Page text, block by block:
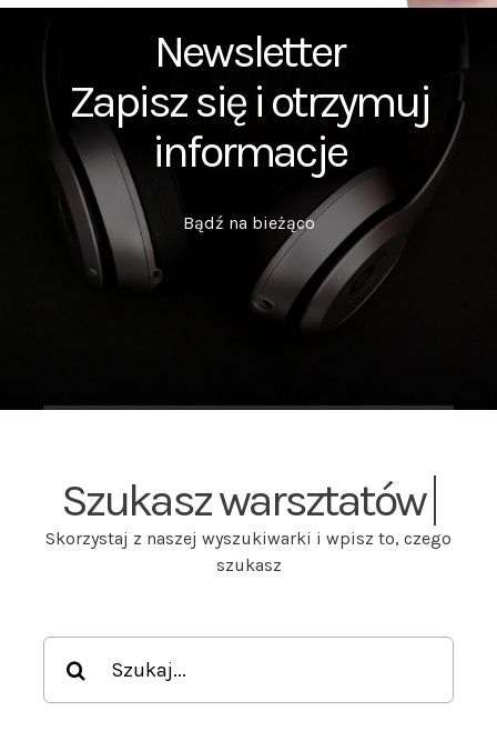
Zapisz się i otrzymuj
informacje
Bądź na bieżąco
Skorzystaj z naszej wyszukiwarki i wpisz to, czego
szukasz